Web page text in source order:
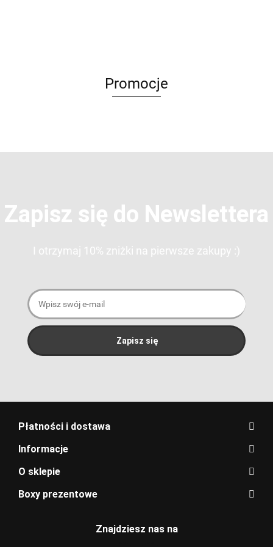
Promocje
Zapisz się do Newslettera
I otrzymaj 10% zniżki na pierwsze zakupy :)
Płatności i dostawa
Informacje
O sklepie
Boxy prezentowe
Znajdziesz nas na